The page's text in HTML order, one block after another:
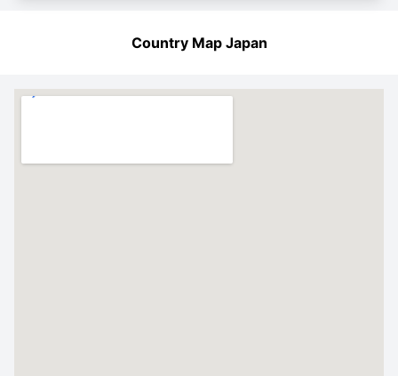
Country Map Japan